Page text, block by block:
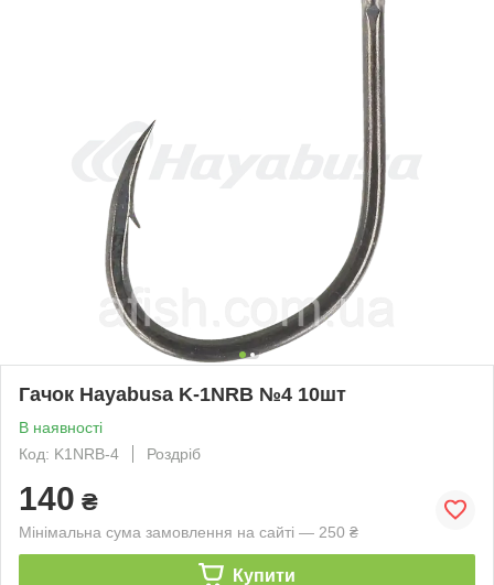
Гачок Hayabusa K-1NRB №4 10шт
В наявності
Код: K1NRB-4
Роздріб
140 ₴
Мінімальна сума замовлення на сайті — 250 ₴
Купити